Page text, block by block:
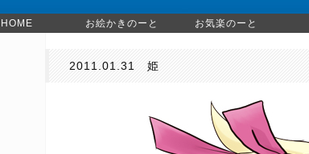
HOME お絵かきのーと お気楽のーと
2011.01.31 姫